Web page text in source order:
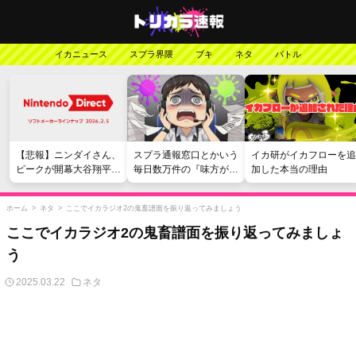
イカニュース スプラ界隈 ブキ ネタ バトル
【悲報】ニンダイさん、
ピークが開幕大谷翔平の
がっかりダイレクトだっ
たと言われてしまう
スプラ通報窓口とかいう
毎日数万件の『味方が弱
い』愚痴を読まされる苦
行
イカ研がイカフローを追
加した本当の理由
ホーム > ネタ > ここでイカラジオ2の鬼畜譜面を振り返ってみましょう
ここでイカラジオ2の鬼畜譜面を振り返ってみましょ
う
2025.03.22 ネタ